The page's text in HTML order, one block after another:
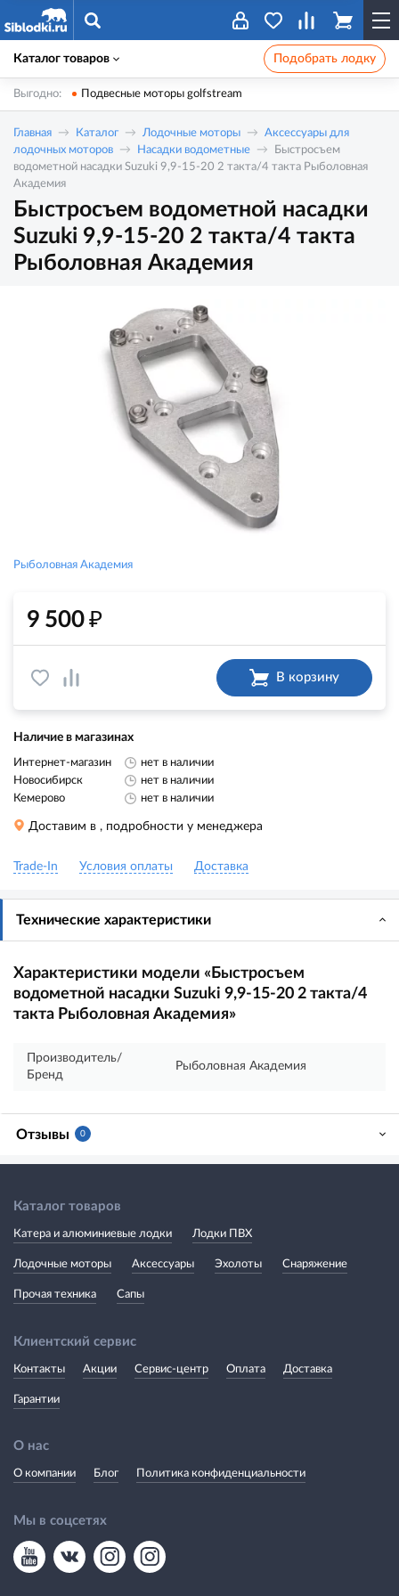
Каталог товаров Подобрать лодку
Выгодно: Подвесные моторы golfstream
Главная Каталог Лодочные моторы
Аксессуары для
лодочных моторов
Насадки водометные
Быстросъем
водометной насадки Suzuki 9,9-15-20 2 такта/4 такта Рыболовная
Академия
Быстросъем водометной насадки
Suzuki 9,9-15-20 2 такта/4 такта
Рыболовная Академия
Рыболовная Академия
9 500₽
В корзину
Наличие в магазинах
Интернет-магазин
нет в наличии
Новосибирск
нет в наличии
Кемерово
нет в наличии
Доставим в , подробности у менеджера
Trade-In Условия оплаты Доставка
Технические характеристики
Характеристики модели «Быстросъем
водометной насадки Suzuki 9,9-15-20 2 такта/4
такта Рыболовная Академия»
Производитель/
Бренд
Рыболовная Академия
Отзывы 0
Каталог товаров
Катера и алюминиевые лодки Лодки ПВХ
Лодочные моторы Аксессуары Эхолоты Снаряжение
Прочая техника Сапы
Клиентский сервис
Контакты Акции Сервис-центр Оплата Доставка
Гарантии
О нас
О компании Блог Политика конфиденциальности
Мы в соцсетях